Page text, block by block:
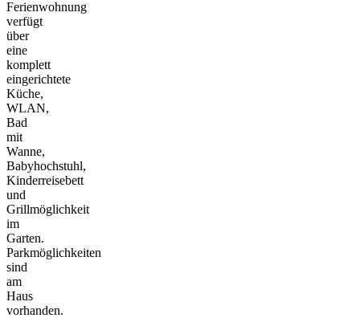
Ferienwohnung
verfügt
über
eine
komplett
eingerichtete
Küche,
WLAN,
Bad
mit
Wanne,
Babyhochstuhl,
Kinderreisebett
und
Grillmöglichkeit
im
Garten.
Parkmöglichkeiten
sind
am
Haus
vorhanden.